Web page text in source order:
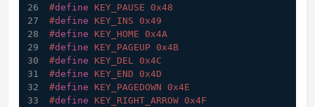
#define KEY_PAUSE 0x48
#define KEY_INS 0x49
#define KEY_HOME 0x4A
#define KEY_PAGEUP 0x4B
#define KEY_DEL 0x4C
#define KEY_END 0x4D
#define KEY_PAGEDOWN 0x4E
#define KEY_RIGHT_ARROW 0x4F